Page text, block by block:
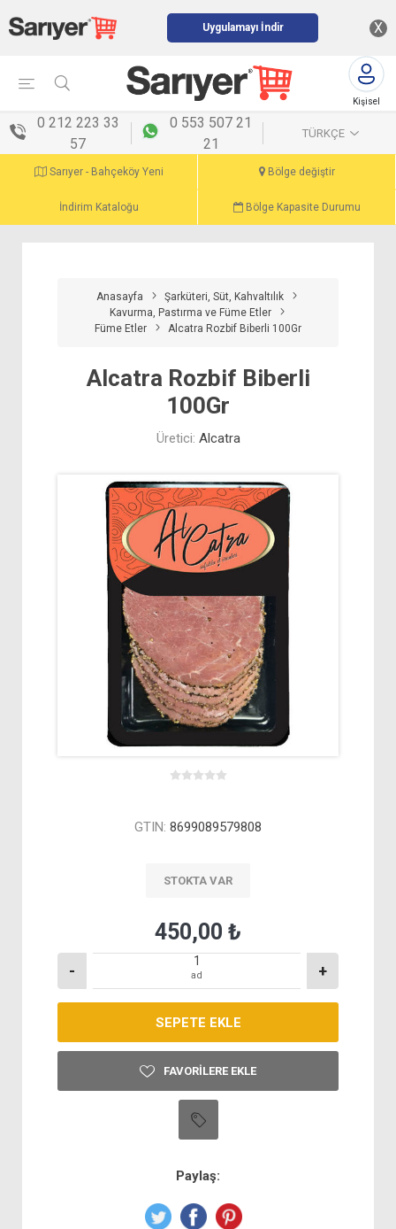
Uygulamayı İndir X
Kişisel
0 212 223 33
57
0 553 507 21
21
TÜRKÇE
Sarıyer - Bahçeköy Yeni Bölge değiştir
İndirim Kataloğu Bölge Kapasite Durumu
Anasayfa
Şarküteri, Süt, Kahvaltılık
Kavurma, Pastırma ve Füme Etler
Füme Etler
Alcatra Rozbif Biberli 100Gr
Alcatra Rozbif Biberli
100Gr
Üretici: Alcatra
GTIN: 8699089579808
STOKTA VAR
450,00 ₺
- ad +
FAVORILERE EKLE
Paylaş: